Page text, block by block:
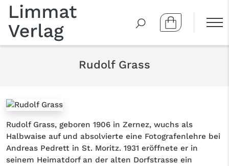
Rudolf Grass
Rudolf Grass, geboren 1906 in Zernez, wuchs als
Halbwaise auf und absolvierte eine Fotografenlehre bei
Andreas Pedrett in St. Moritz. 1931 eröffnete er in
seinem Heimatdorf an der alten Dorfstrasse ein